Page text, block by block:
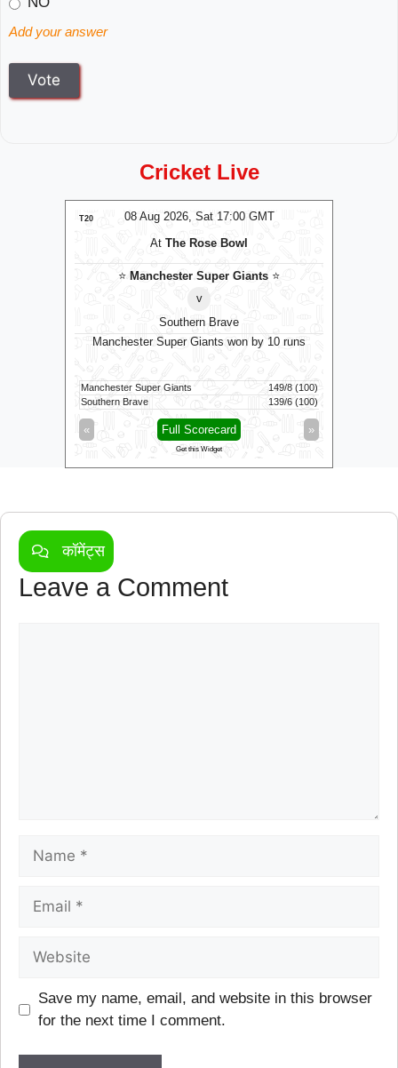
Add your answer
Cricket Live
08 Aug 2026, Sat 17:00 GMT
T20
At The Rose Bowl
⭐ Manchester Super Giants ⭐
v
Southern Brave
Manchester Super Giants won by 10 runs
Manchester Super Giants
149/8 (100)
Southern Brave
139/6 (100)
« »
Full Scorecard
Get this Widget
कॉमेंट्स
Leave a Comment
Save my name, email, and website in this browser
for the next time I comment.